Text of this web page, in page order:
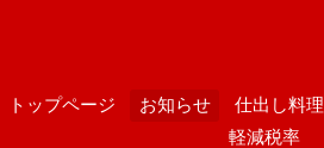
トップページ お知らせ 仕出し料理
軽減税率